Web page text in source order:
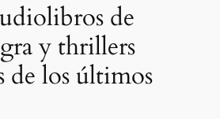
de
y thrillers
de los últimos